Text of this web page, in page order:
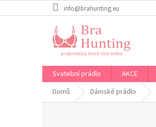
na
info@brahunting.eu
Svatební prádlo AKCE
Domů
Dámské prádlo